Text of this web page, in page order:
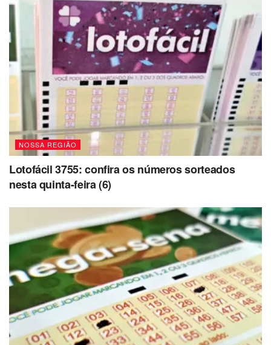
NOSSA REGIÃO
Lotofácil 3755: confira os números sorteados
nesta quinta-feira (6)